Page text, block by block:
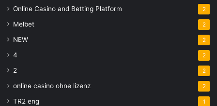
Online Casino and Betting Platform 2
Melbet 2
NEW 2
4 2
2 2
online casino ohne lizenz 2
TR2 eng 1